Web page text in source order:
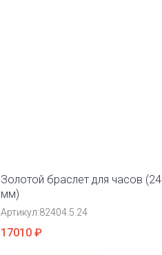
Золотой браслет для часов (24
мм)
Артикул:82404.5.24
17010 ₽